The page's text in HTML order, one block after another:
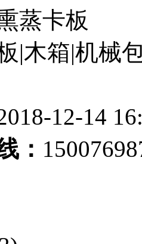
蒸卡板
|木箱|机械
12-14
：